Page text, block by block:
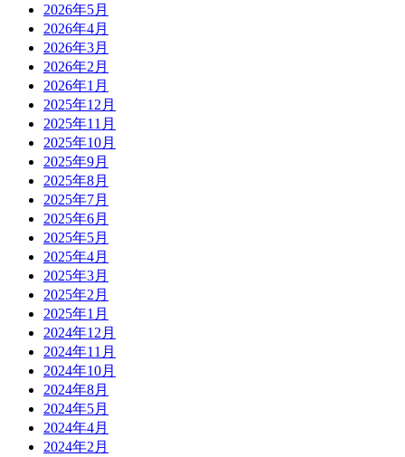
2026年5月
2026年4月
2026年3月
2026年2月
2026年1月
2025年12月
2025年11月
2025年10月
2025年9月
2025年8月
2025年7月
2025年6月
2025年5月
2025年4月
2025年3月
2025年2月
2025年1月
2024年12月
2024年11月
2024年10月
2024年8月
2024年5月
2024年4月
2024年2月